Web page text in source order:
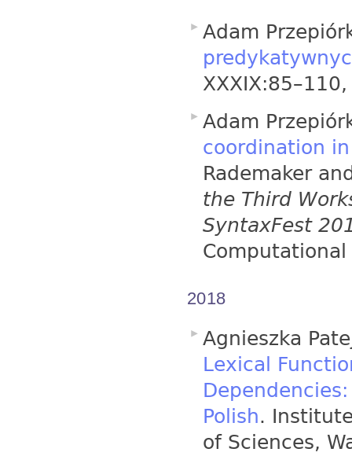
Adam
Adam
coordination
Rademaker
the Third
SyntaxFest
2018
Agnieszka
Lexical
Polish.
of Sciences,